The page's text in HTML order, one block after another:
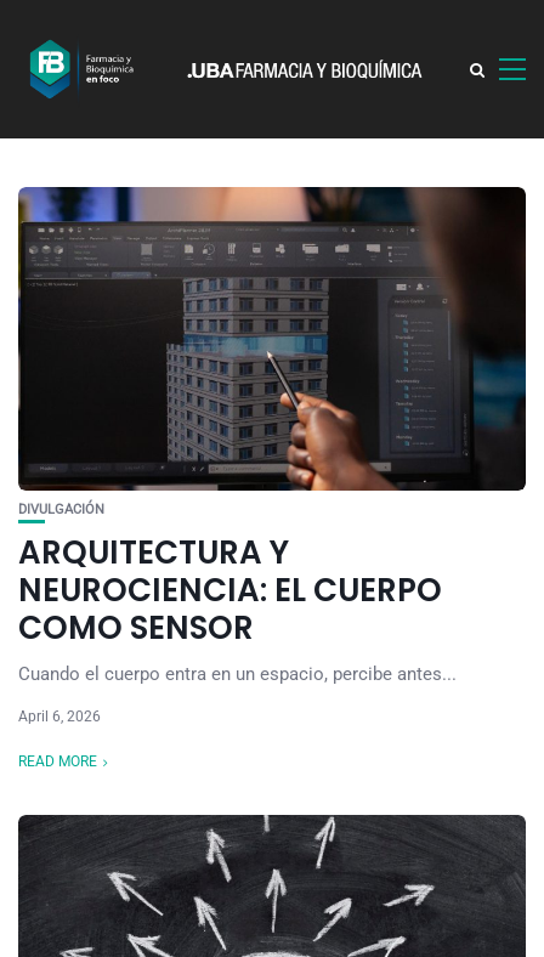
DIVULGACIÓN
ARQUITECTURA Y
NEUROCIENCIA: EL CUERPO
COMO SENSOR
Cuando el cuerpo entra en un espacio, percibe antes...
April 6, 2026
READ MORE